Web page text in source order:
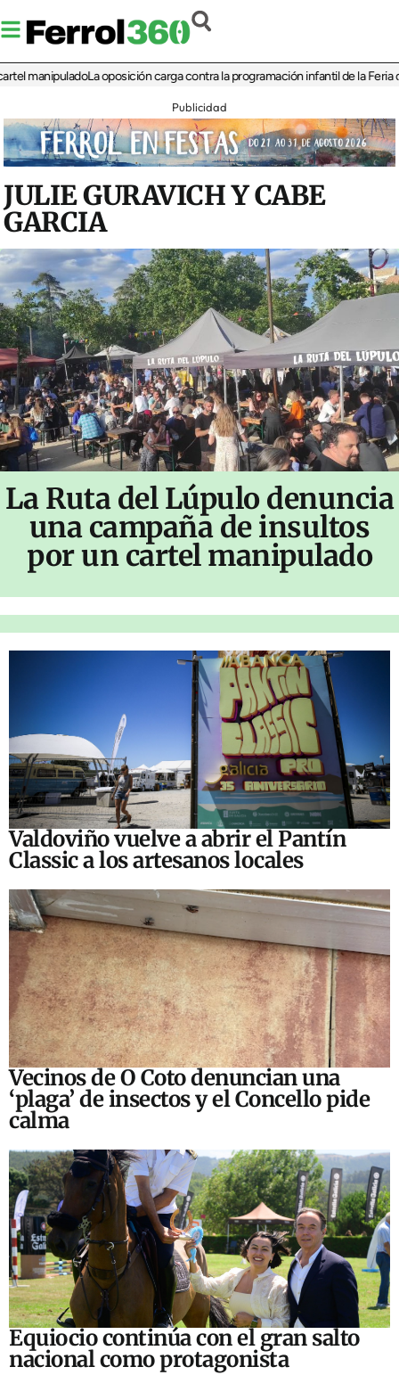
La oposición carga contra la programación infantil de la Feria de la
Publicidad
JULIE GURAVICH Y CABE
GARCIA
La Ruta del Lúpulo denuncia
una campaña de insultos
por un cartel manipulado
Valdoviño vuelve a abrir el Pantín
Classic a los artesanos locales
Vecinos de O Coto denuncian una
‘plaga’ de insectos y el Concello pide
calma
Equiocio continúa con el gran salto
nacional como protagonista